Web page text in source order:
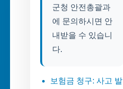
군청 안전총괄과
에 문의하시면 안
내받을 수 있습니
다.
보험금 청구: 사고 발